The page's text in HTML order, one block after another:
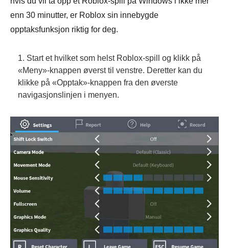
enn 30 minutter, er Roblox sin innebygde
opptaksfunksjon riktig for deg.
1. Start et hvilket som helst Roblox-spill og klikk på
«Meny»-knappen øverst til venstre. Deretter kan du
klikke på «Opptak»-knappen fra den øverste
navigasjonslinjen i menyen.